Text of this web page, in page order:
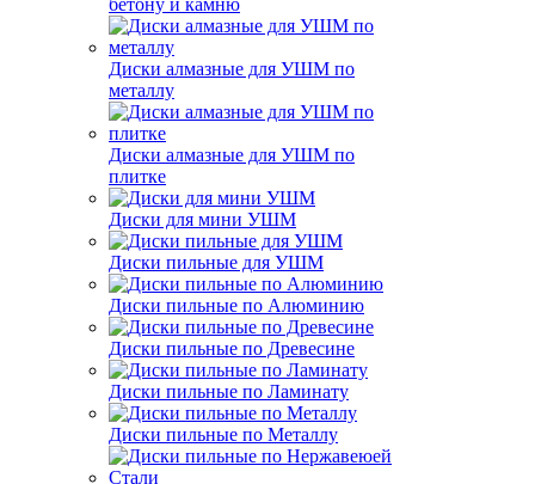
бетону и камню
Диски алмазные для УШМ по
металлу
Диски алмазные для УШМ по
плитке
Диски для мини УШМ
Диски пильные для УШМ
Диски пильные по Алюминию
Диски пильные по Древесине
Диски пильные по Ламинату
Диски пильные по Металлу